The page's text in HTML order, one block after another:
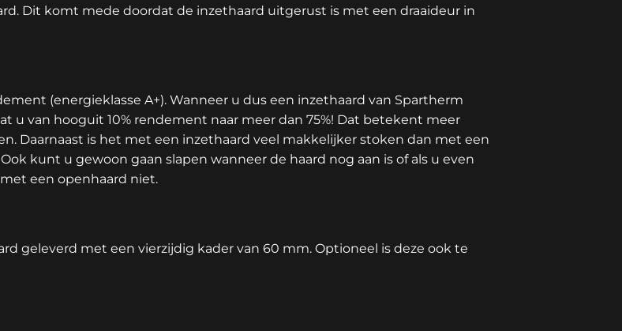
Dit komt mede doordat de inzethaard uitgerust is met een draaideur in
(energieklasse A+). Wanneer u dus een inzethaard van Spartherm
u van hooguit 10% rendement naar meer dan 75%! Dat betekent meer
Daarnaast is het met een inzethaard veel makkelijker stoken dan met een
kunt u gewoon gaan slapen wanneer de haard nog aan is of als u even
een openhaard niet.
geleverd met een vierzijdig kader van 60 mm. Optioneel is deze ook te